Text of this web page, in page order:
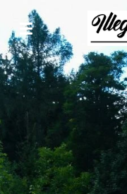
Zum
Hauptinhalt
springen